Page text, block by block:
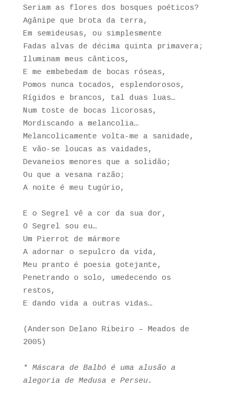
Seriam as flores dos bosques poéticos?
Agânipe que brota da terra,
Em semideusas, ou simplesmente
Fadas alvas de décima quinta primavera;
Iluminam meus cânticos,
E me embebedam de bocas róseas,
Pomos nunca tocados, esplendorosos,
Rígidos e brancos, tal duas luas…
Num toste de bocas licorosas,
Mordiscando a melancolia…
Melancolicamente volta-me a sanidade,
E vão-se loucas as vaidades,
Devaneios menores que a solidão;
Ou que a vesana razão;
A noite é meu tugúrio,
E o Segrel vê a cor da sua dor,
O Segrel sou eu…
Um Pierrot de mármore
A adornar o sepulcro da vida,
Meu pranto é poesia gotejante,
Penetrando o solo, umedecendo os
restos,
E dando vida a outras vidas…
(Anderson Delano Ribeiro – Meados de
2005)
* Máscara de Balbó é uma alusão a
alegoria de Medusa e Perseu.